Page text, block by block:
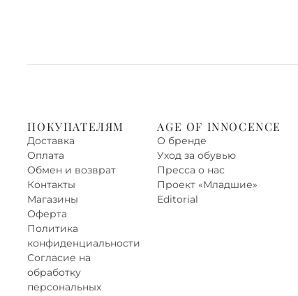
ПОКУПАТЕЛЯМ
Доставка
Оплата
Обмен и возврат
Контакты
Магазины
Оферта
Политика
конфиденциальности
Согласие на
обработку
персональных
AGE OF INNOCENCE
О бренде
Уход за обувью
Пресса о нас
Проект «‎Младшие»
Editorial